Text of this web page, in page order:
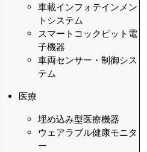
車載インフォテインメン
トシステム
スマートコックピット電
子機器
車両センサー・制御シス
テム
医療
埋め込み型医療機器
ウェアラブル健康モニタ
ー